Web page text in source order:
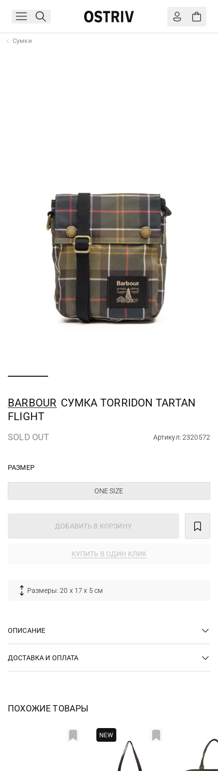
Сумки
BARBOUR СУМКА TORRIDON TARTAN
FLIGHT
SOLD OUT Артикул: 2320572
РАЗМЕР
ONE SIZE
ДОБАВИТЬ В КОРЗИНУ
КУПИТЬ В ОДИН КЛИК
Размеры: 20 х 17 х 5 см
ОПИСАНИЕ
ДОСТАВКА И ОПЛАТА
ПОХОЖИЕ ТОВАРЫ